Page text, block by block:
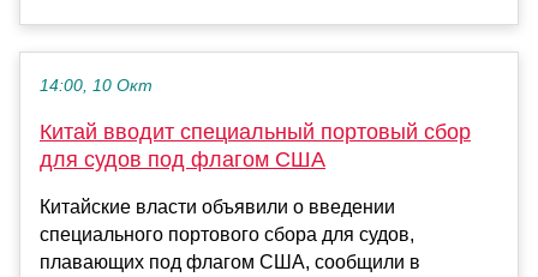
14:00, 10 Окт
Китай вводит специальный портовый сбор
для судов под флагом США
Китайские власти объявили о введении
специального портового сбора для судов,
плавающих под флагом США, сообщили в